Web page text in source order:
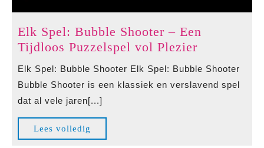
Elk Spel: Bubble Shooter – Een
Tijdloos Puzzelspel vol PlezierElk
Spel:
Shooter
Elk Spel: Bubble Shooter Elk Spel: Bubble Shooter
Bubble Shooter is een klassiek en verslavend spel
dat al vele jaren[...]
Lees volledig
volledig